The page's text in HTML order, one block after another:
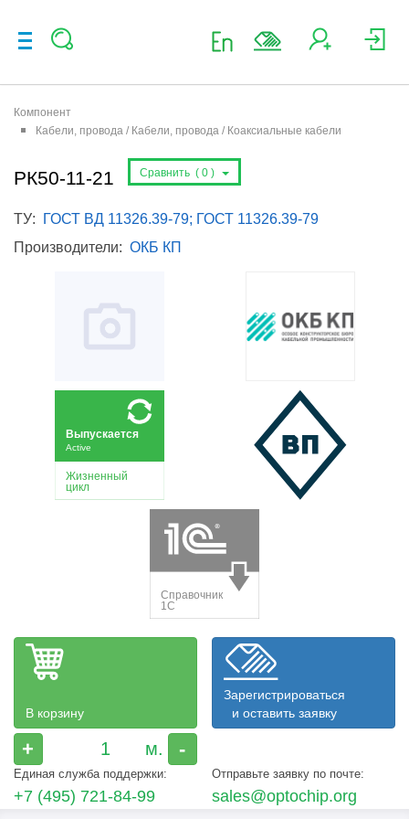
Компонент
Кабели, провода / Кабели, провода / Коаксиальные кабели
РК50-11-21 Сравнить ( 0 )
ТУ: ГОСТ ВД 11326.39-79; ГОСТ 11326.39-79
Производители: ОКБ КП
В корзину
+ -
Зарегистрироваться
и оставить заявку
Единая служба поддержки:
+7 (495) 721-84-99
Отправьте заявку по почте:
sales@optochip.org